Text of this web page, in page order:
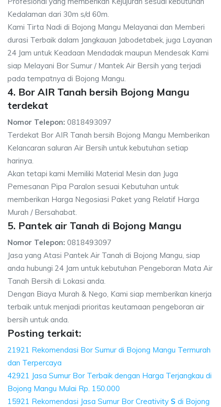
Kedalaman dari 30m s/d 60m.
Kami Tirta Nadi di Bojong Mangu Melayanai dan Memberi
durasi Terbaik dalam Jangkauan Jabodetabek, juga Layanan
24 Jam untuk Keadaan Mendadak maupun Mendesak Kami
siap Melayani Bor Sumur / Mantek Air Bersih yang terjadi
pada tempatnya di Bojong Mangu.
4. Bor AIR Tanah bersih Bojong Mangu
terdekat
Nomor Telepon: 0818493097
Terdekat Bor AIR Tanah bersih Bojong Mangu Memberikan
Kelancaran saluran Air Bersih untuk kebutuhan setiap
harinya.
Akan tetapi kami Memiliki Material Mesin dan Juga
Pemesanan Pipa Paralon sesuai Kebutuhan untuk
memberikan Harga Negosiasi Paket yang Relatif Harga
Murah / Bersahabat.
5. Pantek air Tanah di Bojong Mangu
Nomor Telepon: 0818493097
Jasa yang Atasi Pantek Air Tanah di Bojong Mangu, siap
anda hubungi 24 Jam untuk kebutuhan Pengeboran Mata Air
Tanah Bersih di Lokasi anda.
Dengan Biaya Murah & Nego, Kami siap memberikan kinerja
terbaik untuk menjadi prioritas keutamaan pengeboran air
bersih untuk anda.
Posting terkait:
21921 Rekomendasi Bor Sumur di Bojong Mangu Termurah
dan Terpercaya
42921 Jasa Sumur Bor Terbaik dengan Harga Terjangkau di
Bojong Mangu Mulai Rp. 150.000
15921 Rekomendasi Jasa Sumur Bor Creativity S di Bojong